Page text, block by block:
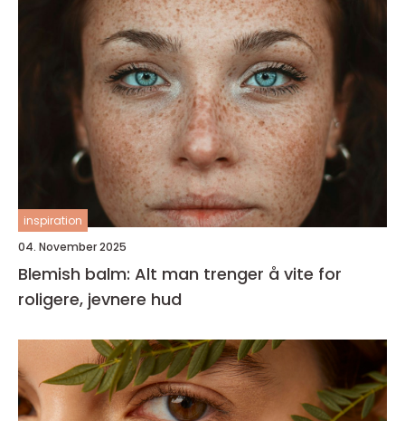
inspiration
04. November 2025
Blemish balm: Alt man trenger å vite for
roligere, jevnere hud